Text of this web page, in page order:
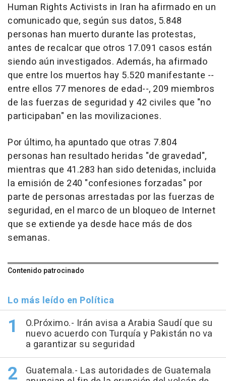
Human Rights Activists in Iran ha afirmado en un
comunicado que, según sus datos, 5.848
personas han muerto durante las protestas,
antes de recalcar que otros 17.091 casos están
siendo aún investigados. Además, ha afirmado
que entre los muertos hay 5.520 manifestante --
entre ellos 77 menores de edad--, 209 miembros
de las fuerzas de seguridad y 42 civiles que "no
participaban" en las movilizaciones.
Por último, ha apuntado que otras 7.804
personas han resultado heridas "de gravedad",
mientras que 41.283 han sido detenidas, incluida
la emisión de 240 "confesiones forzadas" por
parte de personas arrestadas por las fuerzas de
seguridad, en el marco de un bloqueo de Internet
que se extiende ya desde hace más de dos
semanas.
Contenido patrocinado
Lo más leído en Política
O.Próximo.- Irán avisa a Arabia Saudí que su
nuevo acuerdo con Turquía y Pakistán no va
a garantizar su seguridad
Guatemala.- Las autoridades de Guatemala